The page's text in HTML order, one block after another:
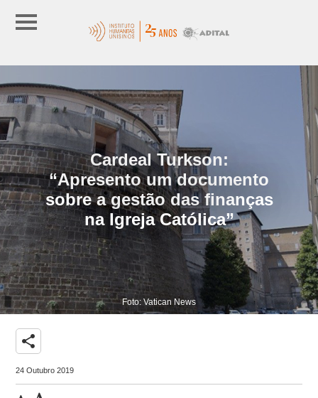
Cardeal Turkson:
“Apresento um documento
sobre a gestão das finanças
na Igreja Católica”
Foto: Vatican News
share
24 Outubro 2019